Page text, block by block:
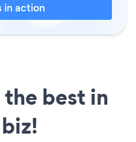
in action
best in